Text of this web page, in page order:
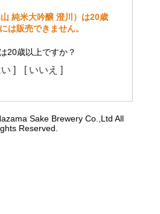
純米大吟醸 澄川）は20歳
は販売できません。
20歳以上ですか？
] [ いいえ ]
Sake Brewery Co.,Ltd All
Reserved.